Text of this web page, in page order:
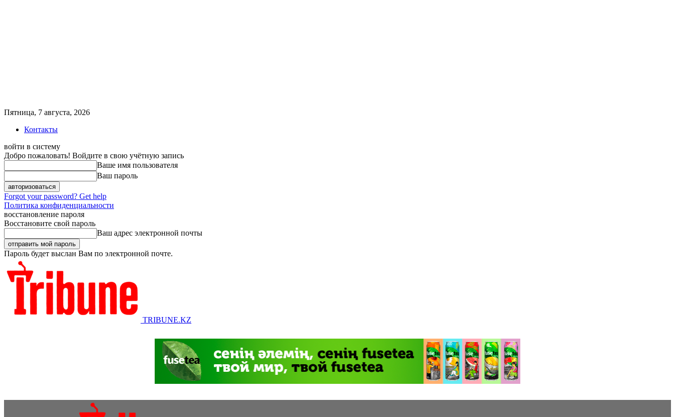
Пятница, 7 августа, 2026
Контакты
войти в систему
Добро пожаловать! Войдите в свою учётную запись
Ваше имя пользователя
Ваш пароль
Forgot your password? Get help
Политика конфиденциальности
восстановление пароля
Восстановите свой пароль
Ваш адрес электронной почты
Пароль будет выслан Вам по электронной почте.
TRIBUNE.KZ